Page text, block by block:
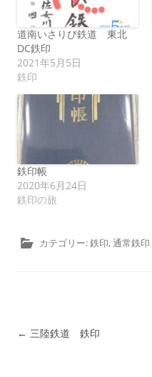
道南いさりび鉄道 東北
DC鉄印
2021年5月5日
鉄印
鉄印帳
2020年6月24日
鉄印の旅
カテゴリー:鉄印,通常鉄印
投稿ナビゲーション
← 三陸鉄道 鉄印